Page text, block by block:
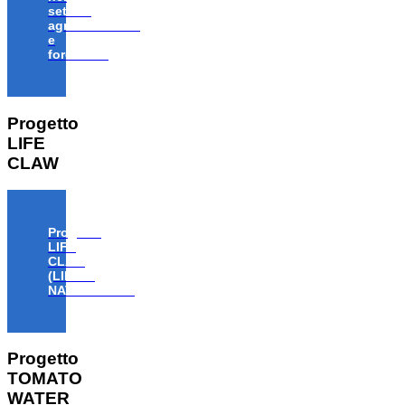
settore
agroalimentare
e
forestale”
Progetto
LIFE
CLAW
Progetto
LIFE
CLAW
(LIFE18
NAT/IT/000806)
Progetto
TOMATO
WATER